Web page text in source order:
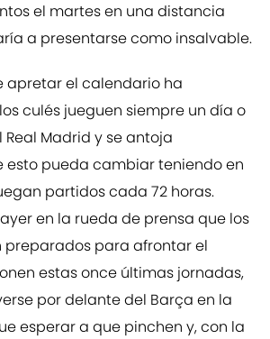
el martes en una distancia
a presentarse como insalvable.
apretar el calendario ha
culés jueguen siempre un día o
Madrid y se antoja
pueda cambiar teniendo en
partidos cada 72 horas.
en la rueda de prensa que los
preparados para afrontar el
estas once últimas jornadas,
por delante del Barça en la
esperar a que pinchen y, con la